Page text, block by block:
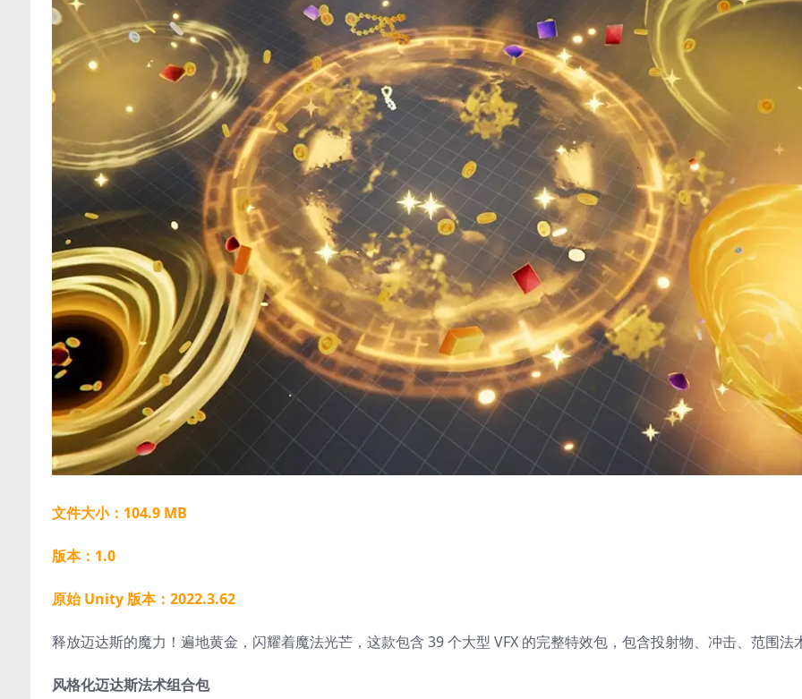
文件大小：104.9 MB
版本：1.0
原始 Unity 版本：2022.3.62
释放迈达斯的魔力！遍地黄金，闪耀着魔法光芒，这款包含 39 个大型 VFX 的完整特效包，包含投射物、冲击、范围法
风格化迈达斯法术组合包